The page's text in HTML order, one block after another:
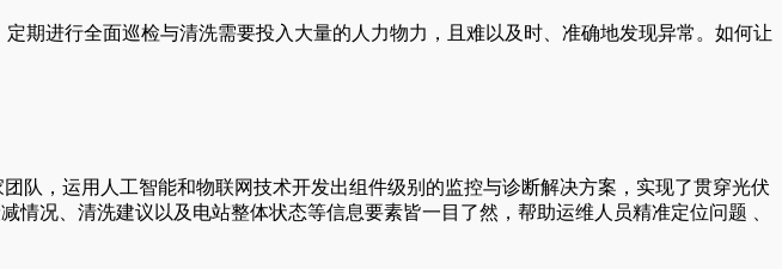
期进行全面巡检与清洗需要投入大量的人力物力，且难以及时、准确地发现异常。如何让
队，运用人工智能和物联网技术开发出组件级别的监控与诊断解决方案，实现了贯穿光伏
况、清洗建议以及电站整体状态等信息要素皆一目了然，帮助运维人员精准定位问题 、